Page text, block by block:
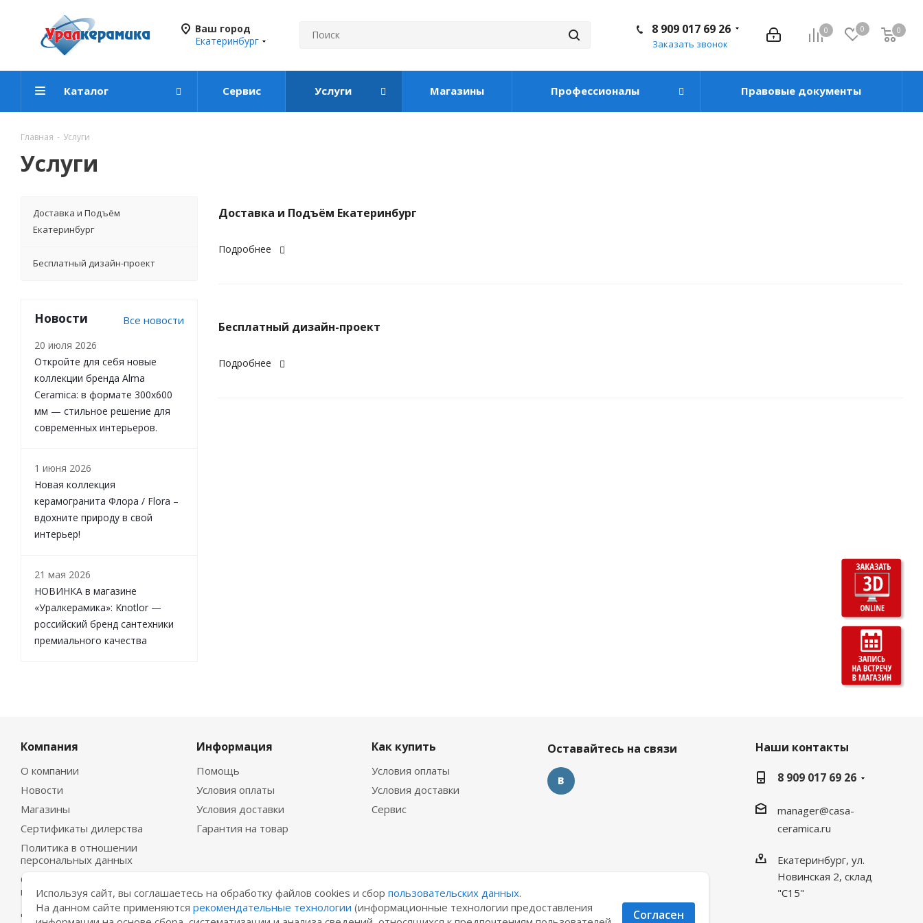
Ваш город
Екатеринбург
0 0 0
8 909 017 69 26
Заказать звонок
Каталог Сервис Услуги Магазины Профессионалы Правовые документы
Главная - Услуги
Услуги
Доставка и Подъём Екатеринбург
Подробнее
Бесплатный дизайн-проект
Подробнее
Доставка и Подъём
Екатеринбург
Бесплатный дизайн-проект
Новости Все новости
20 июля 2026
Откройте для себя новые
коллекции бренда Alma
Ceramica: в формате 300х600
мм — стильное решение для
современных интерьеров.
1 июня 2026
Новая коллекция
керамогранита Флора / Flora –
вдохните природу в свой
интерьер!
21 мая 2026
НОВИНКА в магазине
«Уралкерамика»: Knotlor —
российский бренд сантехники
премиального качества
Компания
О компании
Новости
Магазины
Сертификаты дилерства
Политика в отношении
персональных данных
Согласие на обработку
персональных данных
Договор-оферта
Информация
Помощь
Условия оплаты
Условия доставки
Гарантия на товар
Как купить
Условия оплаты
Условия доставки
Сервис
Оставайтесь на связи
Наши контакты
8 909 017 69 26
manager@casa-
ceramica.ru
Екатеринбург, ул.
Новинская 2, склад
"С15"
Используя сайт, вы соглашаетесь на обработку файлов cookies и сбор пользовательских данных.
На данном сайте применяются рекомендательные технологии (информационные технологии предоставления
Согласен